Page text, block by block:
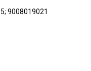
9008019021